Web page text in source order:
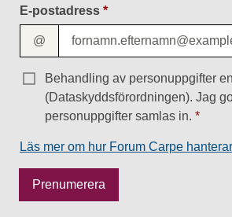
E-postadress
@
Behandling av personuppgifter
(Dataskyddsförordningen). Jag
personuppgifter samlas in.
Läs mer om hur Forum Carpe
Prenumerera